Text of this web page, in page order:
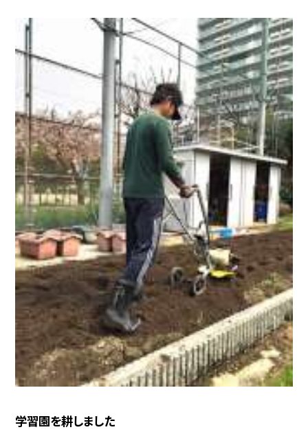
学習園を耕しました